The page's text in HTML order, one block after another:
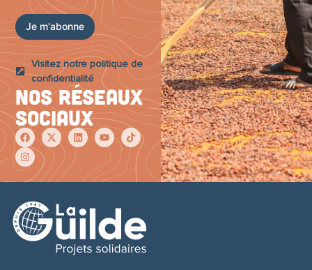
d
e
Je m'abonne
Visitez notre politique de
confidentialité
Nos réseaux
sociaux